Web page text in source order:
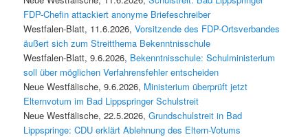
FDP-Chefin attackiert anonyme Briefeschreiber
Westfalen-Blatt, 11.6.2026,Vorsitzende des FDP-Ortsverbandes
äußert sich zum Streitthema Bekenntnisschule
Westfalen-Blatt, 9.6.2026, Bekenntnisschule: Schulministerium
soll über möglichen Verfahrensfehler entscheiden
Neue Westfälische, 9.6.2026, Ministerium überprüft jetzt
Elternvotum im Bad Lippspringer Schulstreit
Neue Westfälische, 22.5.2026,Grundschulstreit in Bad
Lippspringe: CDU erklärt Ablehnung des Eltern-Votums